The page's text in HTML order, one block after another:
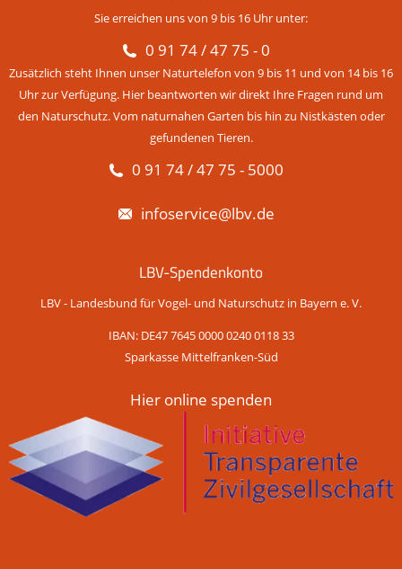
Sie erreichen uns von 9 bis 16 Uhr unter:
0 91 74 / 47 75 - 0
Zusätzlich steht Ihnen unser Naturtelefon von 9 bis 11 und von 14 bis 16
Uhr zur Verfügung. Hier beantworten wir direkt Ihre Fragen rund um
den Naturschutz. Vom naturnahen Garten bis hin zu Nistkästen oder
gefundenen Tieren.
0 91 74 / 47 75 - 5000
infoservice@lbv.de
LBV-Spendenkonto
LBV - Landesbund für Vogel- und Naturschutz in Bayern e. V.
IBAN: DE47 7645 0000 0240 0118 33
Sparkasse Mittelfranken-Süd
Hier online spenden